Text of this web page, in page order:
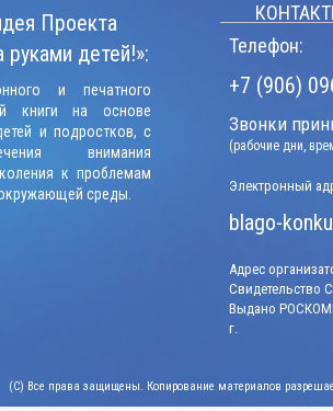
Проекта
руками детей!»:
и печатного
книги на основе
и подростков, с
внимания
к проблемам
среды.
Телефон:
+7 (906)
Звонки
(рабочие дни,
Электронный
blago-
Адрес
Свидетельство
Выдано
г.
(C) Все права защищены. Копирование материалов